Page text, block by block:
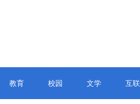
教育 校园 文学 互